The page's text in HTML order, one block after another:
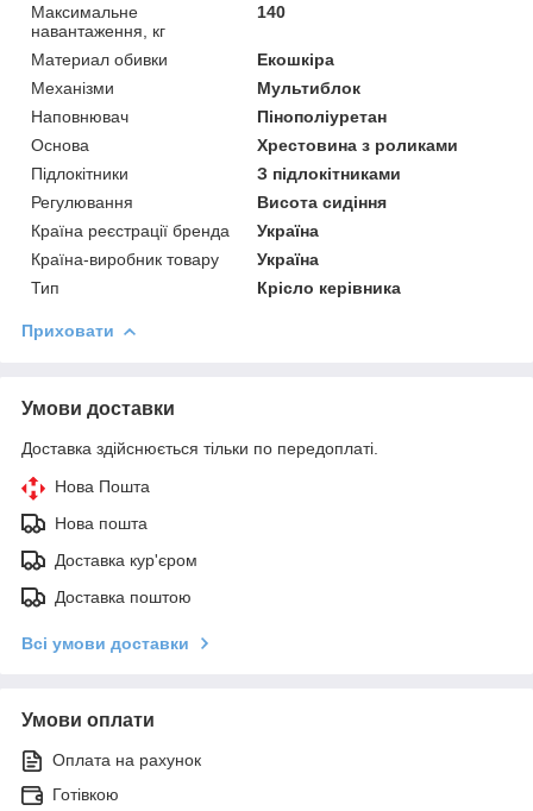
Максимальне
навантаження, кг
140
Материал обивки
Екошкіра
Механізми
Мультиблок
Наповнювач
Пінополіуретан
Основа
Хрестовина з роликами
Підлокітники
З підлокітниками
Регулювання
Висота сидіння
Країна реєстрації бренда
Україна
Країна-виробник товару
Україна
Тип
Крісло керівника
Приховати
Умови доставки
Доставка здійснюється тільки по передоплаті.
Нова Пошта
Нова пошта
Доставка кур'єром
Доставка поштою
Всі умови доставки
Умови оплати
Оплата на рахунок
Готівкою